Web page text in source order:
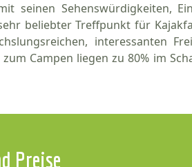
seinen Sehenswürdigkeiten,
beliebter Treffpunkt für
interessanten
Campen liegen zu 80% im
Preise